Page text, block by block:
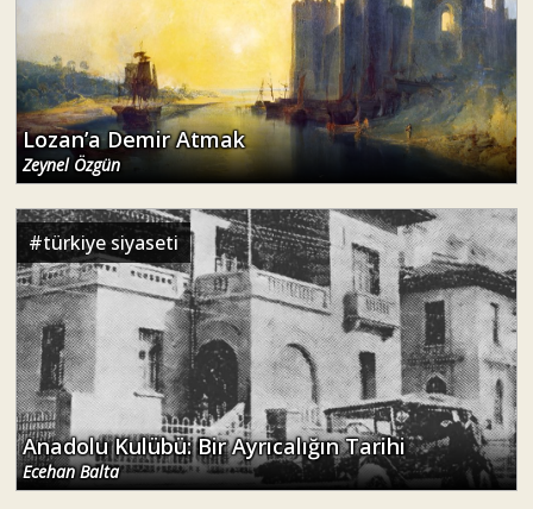
Lozan’a Demir Atmak
Zeynel Özgün
#türkiye siyaseti
Anadolu Kulübü: Bir Ayrıcalığın Tarihi
Ecehan Balta